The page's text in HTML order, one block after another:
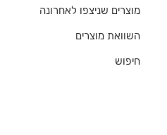
מוצרים שניצפו לאחרונה
השוואת מוצרים
חיפוש